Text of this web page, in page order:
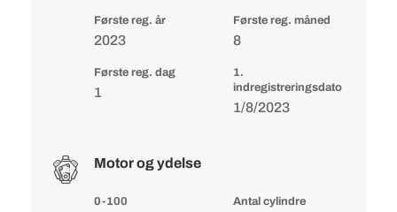
Første reg. år
2023
Første reg. måned
8
Første reg. dag
1
1.
indregistreringsdato
1/8/2023
Motor og ydelse
0-100 Antal cylindre